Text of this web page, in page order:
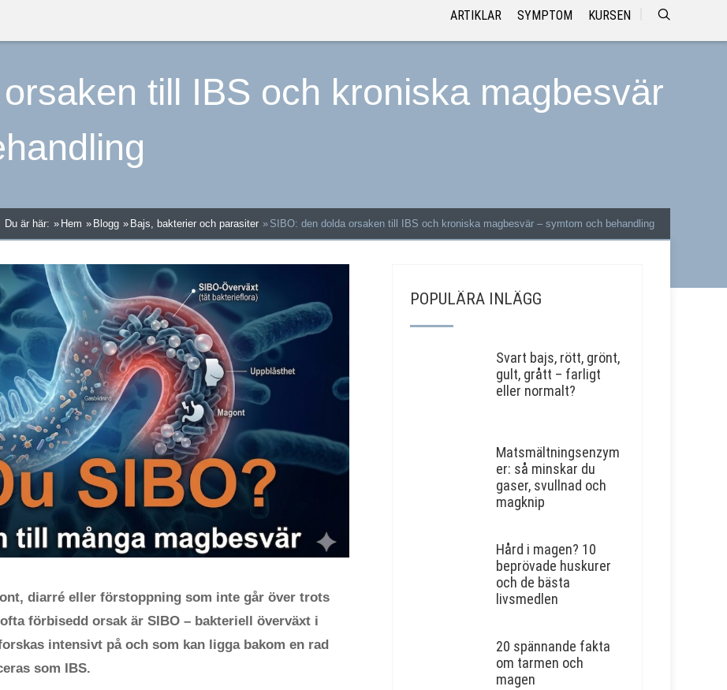
ARTIKLAR SYMPTOM KURSEN
till IBS och kroniska magbesvär
Du är här: Hem Blogg Bajs, bakterier och parasiter SIBO: den dolda orsaken till IBS och kroniska magbesvär – symtom och behandling
diarré eller förstoppning som inte går över trots
förbisedd orsak är SIBO – bakteriell överväxt i
intensivt på och som kan ligga bakom en rad
som IBS.
POPULÄRA INLÄGG
Svart bajs, rött, grönt,
gult, grått – farligt
eller normalt?
Matsmältningsenzym
er: så minskar du
gaser, svullnad och
magknip
Hård i magen? 10
beprövade huskurer
och de bästa
livsmedlen
20 spännande fakta
om tarmen och
magen